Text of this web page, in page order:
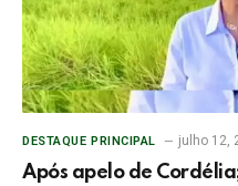
DESTAQUE PRINCIPAL julho 12,
Após apelo de